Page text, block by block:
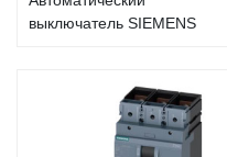
выключатель SIEMENS